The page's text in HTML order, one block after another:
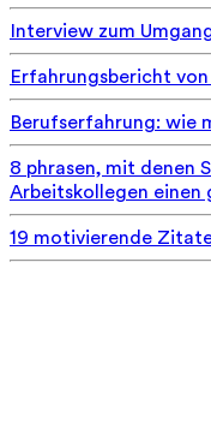
Interview zum
Erfahrungsbericht
Berufserfahrung: wie
8 phrasen, mit denen
Arbeitskollegen einen
19 motivierende